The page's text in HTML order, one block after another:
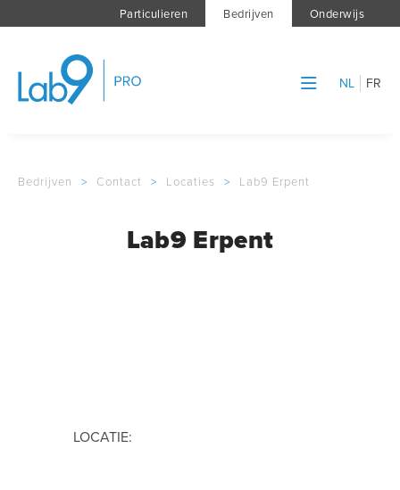
Particulieren Bedrijven Onderwijs
NL FR
Bedrijven > Contact > Locaties > Lab9 Erpent
Lab9 Erpent
LOCATIE: